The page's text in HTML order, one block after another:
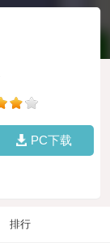
PC下载
排行